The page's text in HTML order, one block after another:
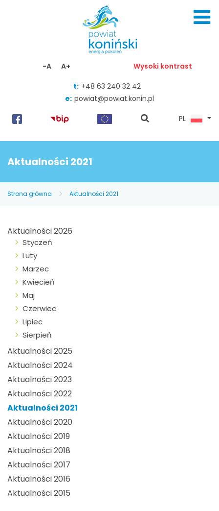
-A A+ Wysoki kontrast
t: +48 63 240 32 42
e: powiat@powiat.konin.pl
pokaż
PL
Aktualności 2021
Strona główna Aktualności 2021
Aktualności 2026
Styczeń
Luty
Marzec
Kwiecień
Maj
Czerwiec
Lipiec
Sierpień
Aktualności 2025
Aktualności 2024
Aktualności 2023
Aktualności 2022
Aktualności 2021
Aktualności 2020
Aktualności 2019
Aktualności 2018
Aktualności 2017
Aktualności 2016
Aktualności 2015